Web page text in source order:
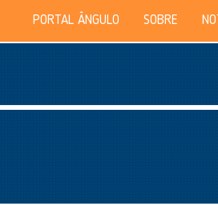
PORTAL ÂNGULO SOBRE